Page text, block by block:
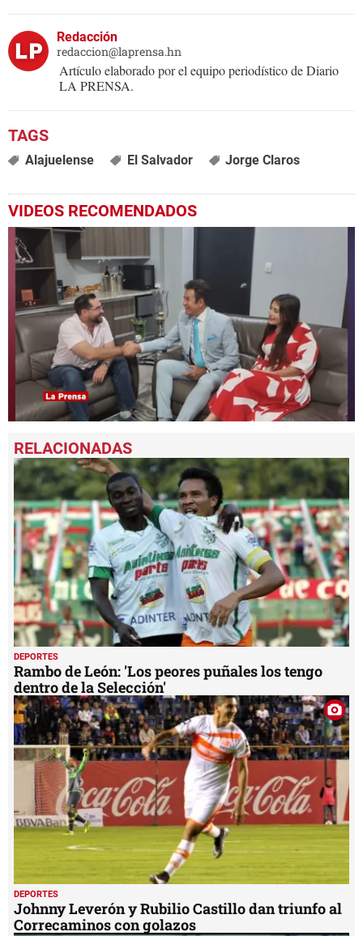
Redacción
redaccion@laprensa.hn
Artículo elaborado por el equipo periodístico de Diario
LA PRENSA.
Alajuelense El Salvador Jorge Claros
VIDEOS RECOMENDADOS
seconds
of
2
minutes,
30
seconds
DEPORTES
Rambo de León: 'Los peores puñales los tengo
dentro de la Selección'
DEPORTES
Johnny Leverón y Rubilio Castillo dan triunfo al
Correcaminos con golazos